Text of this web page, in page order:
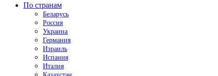
По странам
Беларусь
Россия
Украина
Германия
Израиль
Испания
Италия